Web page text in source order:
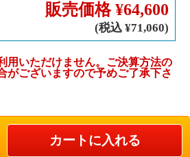
販売価格 ¥64,600
(税込 ¥71,060)
用いただけません。ご決算方法の
がございますので予めご了承下さ